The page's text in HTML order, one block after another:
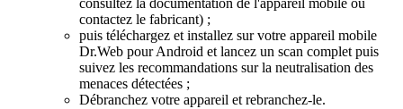
consultez la documentation de l'appareil mobile ou
contactez le fabricant) ;
puis téléchargez et installez sur votre appareil mobile
Dr.Web pour Android et lancez un scan complet puis
suivez les recommandations sur la neutralisation des
menaces détectées ;
Débranchez votre appareil et rebranchez-le.